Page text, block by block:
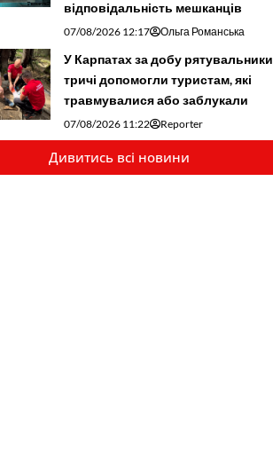
відповідальність мешканців
07/08/2026 12:17 Ольга Романська
У Карпатах за добу рятувальники
тричі допомогли туристам, які
травмувалися або заблукали
07/08/2026 11:22 Reporter
Дивитись всі новини